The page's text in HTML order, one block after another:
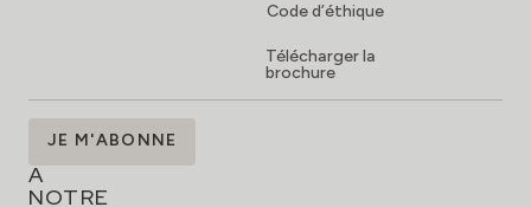
Code d’éthique
Télécharger la
brochure
ABONNEZ-
VOUS
À
NOTRE
JE M'ABONNE